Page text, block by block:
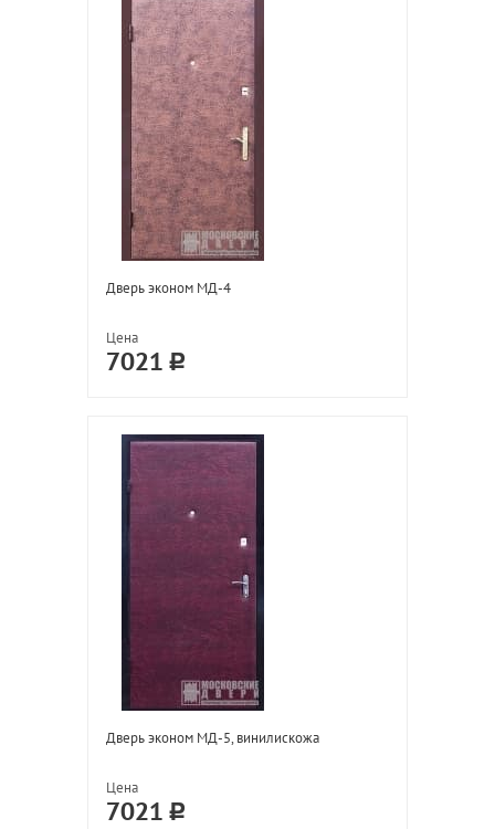
Дверь эконом МД-4
Цена
7021
Дверь эконом МД-5, винилискожа
Цена
7021